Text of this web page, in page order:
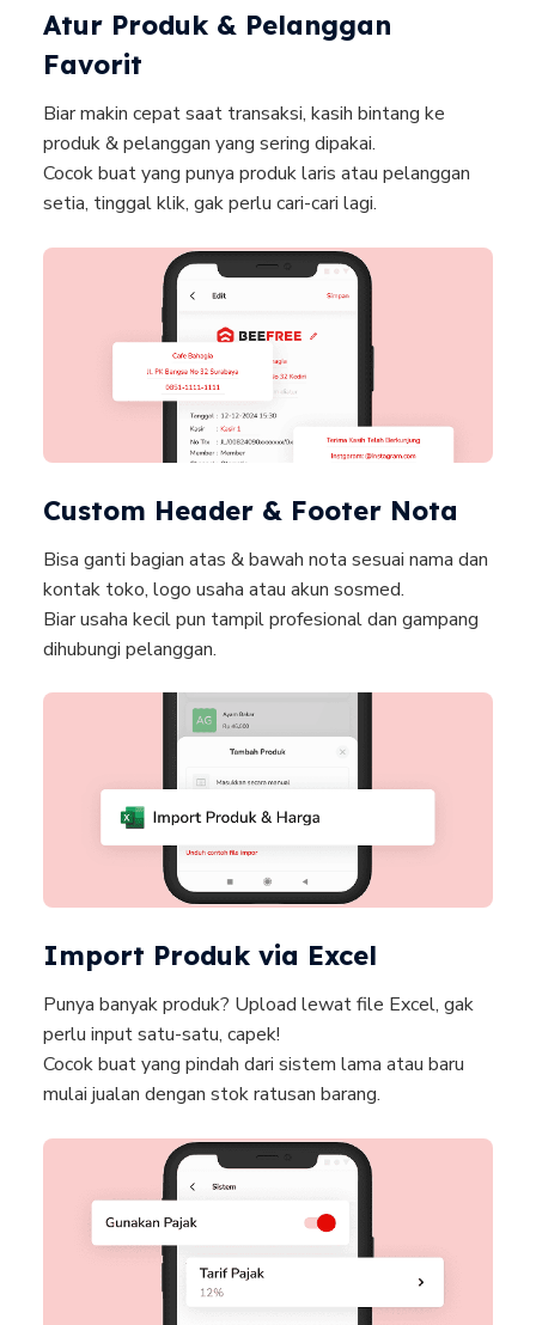
Atur Produk & Pelanggan
Favorit
Biar makin cepat saat transaksi, kasih bintang ke
produk & pelanggan yang sering dipakai.
Cocok buat yang punya produk laris atau pelanggan
setia, tinggal klik, gak perlu cari-cari lagi.
Custom Header & Footer Nota
Bisa ganti bagian atas & bawah nota sesuai nama dan
kontak toko, logo usaha atau akun sosmed.
Biar usaha kecil pun tampil profesional dan gampang
dihubungi pelanggan.
Import Produk via Excel
Punya banyak produk? Upload lewat file Excel, gak
perlu input satu-satu, capek!
Cocok buat yang pindah dari sistem lama atau baru
mulai jualan dengan stok ratusan barang.